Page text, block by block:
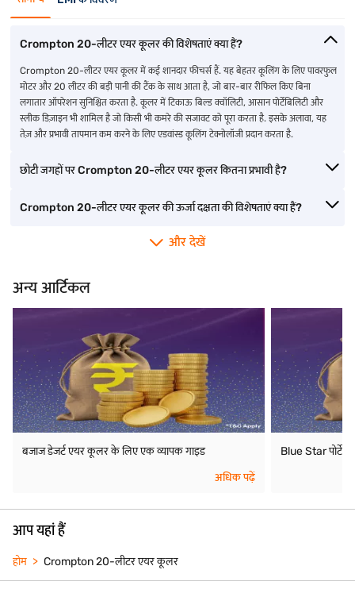
Crompton 20-लीटर एयर कूलर की विशेषताएं क्या हैं?
Crompton 20-लीटर एयर कूलर में कई शानदार फीचर्स हैं. यह बेहतर कूलिंग के लिए पावरफुल
मोटर और 20 लीटर की बड़ी पानी की टैंक के साथ आता है, जो बार-बार रीफिल किए बिना
लगातार ऑपरेशन सुनिश्चित करता है. कूलर में टिकाऊ बिल्ड क्वॉलिटी, आसान पोर्टेबिलिटी और
स्लीक डिज़ाइन भी शामिल है जो किसी भी कमरे की सजावट को पूरा करता है. इसके अलावा, यह
तेज़ और प्रभावी तापमान कम करने के लिए एडवांस्ड कूलिंग टेक्नोलॉजी प्रदान करता है.
छोटी जगहों पर Crompton 20-लीटर एयर कूलर कितना प्रभावी है?
Crompton 20-लीटर एयर कूलर की ऊर्जा दक्षता की विशेषताएं क्या हैं?
और देखें
अन्य आर्टिकल
बजाज डेजर्ट एयर कूलर के लिए एक व्यापक गाइड
अधिक पढ़ें
Blue Star
आप यहां हैं
होम Crompton 20-लीटर एयर कूलर